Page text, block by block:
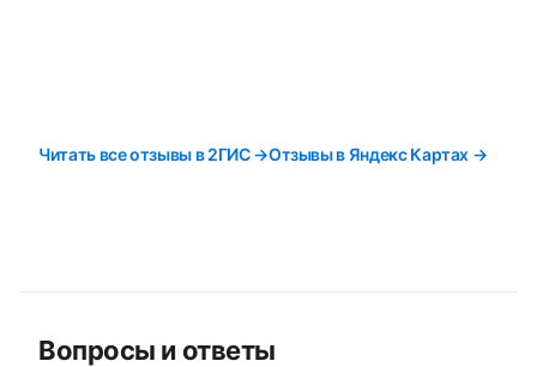
Читать все отзывы в 2ГИС →Отзывы в Яндекс Картах →
Вопросы и ответы